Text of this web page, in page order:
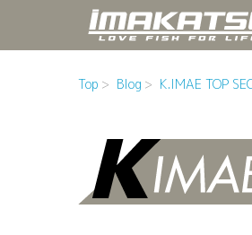
Top Blog K.IMAE TOP